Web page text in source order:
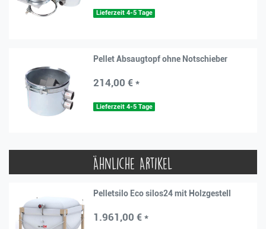
Lieferzeit 4-5 Tage
Pellet Absaugtopf ohne Notschieber
214,00 € *
Lieferzeit 4-5 Tage
Ähnliche Artikel
Pelletsilo Eco silos24 mit Holzgestell
1.961,00 € *